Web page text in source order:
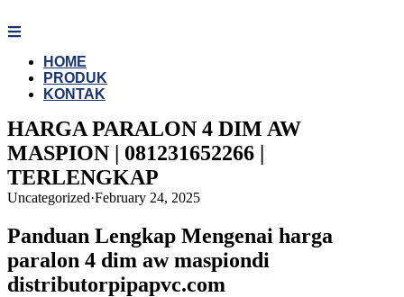
to
HOME
PRODUK
KONTAK
HARGA PARALON 4 DIM AW
MASPION | 081231652266 |
TERLENGKAP
Uncategorized·February 24, 2025
Panduan Lengkap Mengenai harga
paralon 4 dim aw maspiondi
distributorpipapvc.com